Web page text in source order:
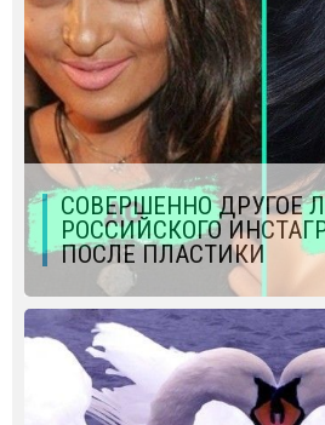
СОВЕРШЕННО ДРУГОЕ
РОССИЙСКОГО
ПОСЛЕ ПЛАСТИКИ